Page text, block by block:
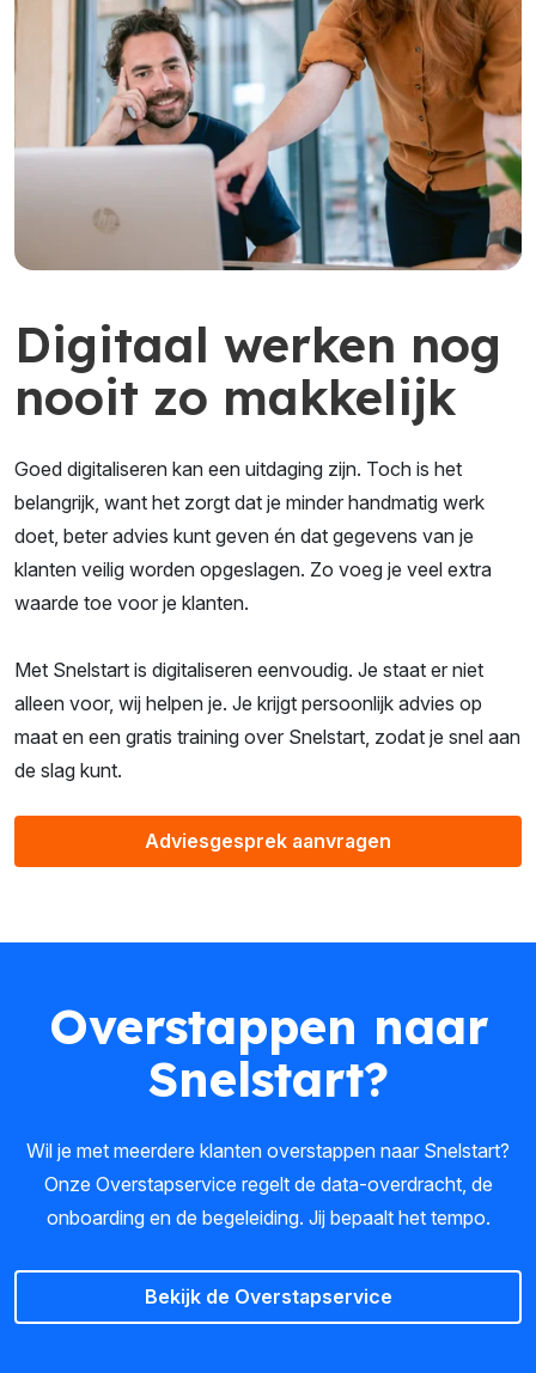
Digitaal werken nog
nooit zo makkelijk
Goed digitaliseren kan een uitdaging zijn. Toch is het
belangrijk, want het zorgt dat je minder handmatig werk
doet, beter advies kunt geven én dat gegevens van je
klanten veilig worden opgeslagen. Zo voeg je veel extra
waarde toe voor je klanten.
Met Snelstart is digitaliseren eenvoudig. Je staat er niet
alleen voor, wij helpen je. Je krijgt persoonlijk advies op
maat en een gratis training over Snelstart, zodat je snel aan
de slag kunt.
Adviesgesprek aanvragen
Overstappen naar
Snelstart?
Wil je met meerdere klanten overstappen naar Snelstart?
Onze Overstapservice regelt de data-overdracht, de
onboarding en de begeleiding. Jij bepaalt het tempo.
Bekijk de Overstapservice